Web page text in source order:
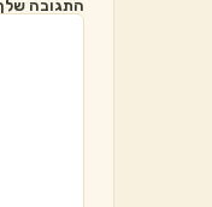
התגובה